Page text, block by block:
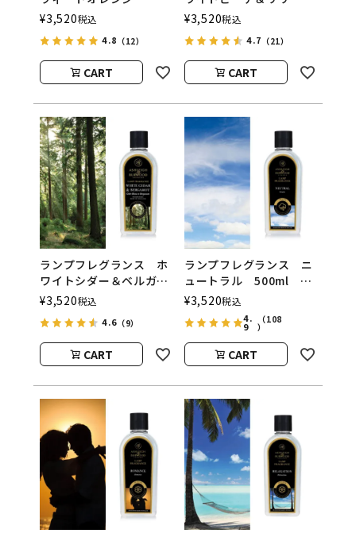
500ml フレグランスラ
ンプ用オイル
ASHLEIGH&BURWOOD
（アシュレイアンドバー
ウッド）
¥3,520税込
4.8 （12）
CART
500ml フレグランスラ
ンプ用オイル
ASHLEIGH&BURWOOD
（アシュレイアンドバー
ウッド）
¥3,520税込
4.7 （21）
CART
ランプフレグランス ホ
ワイトシダー＆ベルガモ
ット 500ml フレグラ
ンスランプ用オイル
ASHLEIGH&BURWOOD
（アシュレイアンドバー
ウッド）
¥3,520税込
4.6 （9）
CART
ランプフレグランス ニ
ュートラル 500ml フ
レグランスランプ用オイ
ル
ASHLEIGH&BURWOOD
（アシュレイアンドバー
ウッド）
¥3,520税込
4.
9
（108
）
CART